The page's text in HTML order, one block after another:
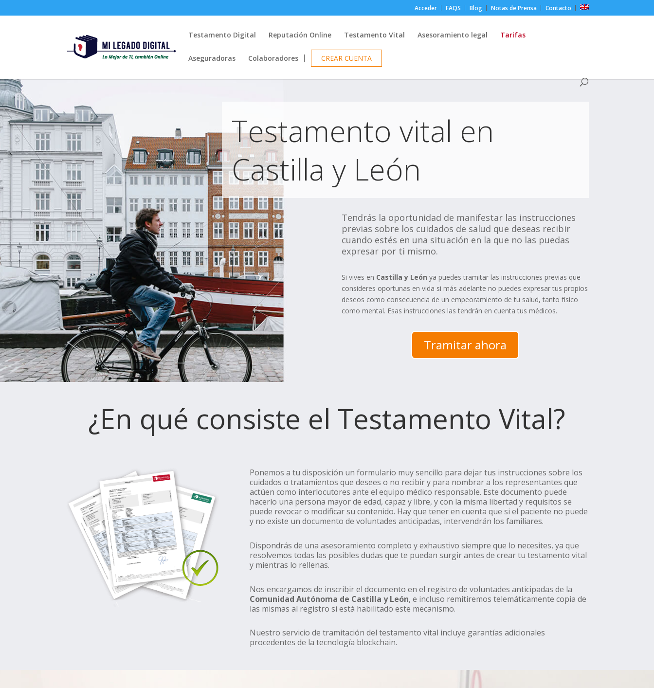
Acceder FAQS Blog Notas de Prensa Contacto
Testamento Digital Reputación Online Testamento Vital Asesoramiento legal Tarifas
Aseguradoras Colaboradores CREAR CUENTA
Testamento vital en
Castilla y León
Tendrás la oportunidad de manifestar las instrucciones
previas sobre los cuidados de salud que deseas recibir
cuando estés en una situación en la que no las puedas
expresar por ti mismo.
Si vives en Castilla y León ya puedes tramitar las instrucciones previas que
consideres oportunas en vida si más adelante no puedes expresar tus propios
deseos como consecuencia de un empeoramiento de tu salud, tanto físico
como mental. Esas instrucciones las tendrán en cuenta tus médicos.
Tramitar ahora
¿En qué consiste el Testamento Vital?
Ponemos a tu disposición un formulario muy sencillo para dejar tus instrucciones sobre los
cuidados o tratamientos que desees o no recibir y para nombrar a los representantes que
actúen como interlocutores ante el equipo médico responsable. Este documento puede
hacerlo una persona mayor de edad, capaz y libre, y con la misma libertad y requisitos se
puede revocar o modificar su contenido. Hay que tener en cuenta que si el paciente no puede
y no existe un documento de voluntades anticipadas, intervendrán los familiares.
Dispondrás de una asesoramiento completo y exhaustivo siempre que lo necesites, ya que
resolvemos todas las posibles dudas que te puedan surgir antes de crear tu testamento vital
y mientras lo rellenas.
Nos encargamos de inscribir el documento en el registro de voluntades anticipadas de la
Comunidad Autónoma de Castilla y León, e incluso remitiremos telemáticamente copia de
las mismas al registro si está habilitado este mecanismo.
Nuestro servicio de tramitación del testamento vital incluye garantías adicionales
procedentes de la tecnología blockchain.